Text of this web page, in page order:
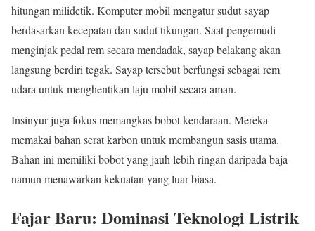
hitungan milidetik. Komputer mobil mengatur sudut sayap
berdasarkan kecepatan dan sudut tikungan. Saat pengemudi
menginjak pedal rem secara mendadak, sayap belakang akan
langsung berdiri tegak. Sayap tersebut berfungsi sebagai rem
udara untuk menghentikan laju mobil secara aman.
Insinyur juga fokus memangkas bobot kendaraan. Mereka
memakai bahan serat karbon untuk membangun sasis utama.
Bahan ini memiliki bobot yang jauh lebih ringan daripada baja
namun menawarkan kekuatan yang luar biasa.
Fajar Baru: Dominasi Teknologi Listrik